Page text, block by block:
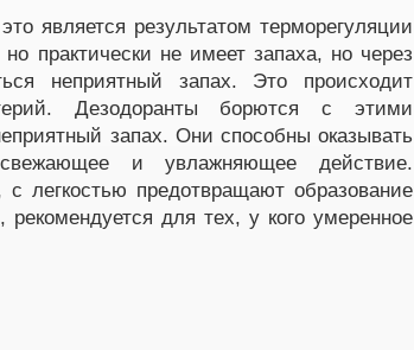
является результатом терморегуляции
практически не имеет запаха, но через
неприятный запах. Это происходит
Дезодоранты борются с этими
запах. Они способны оказывать
и увлажняющее действие.
предотвращают образование
для тех, у кого умеренное